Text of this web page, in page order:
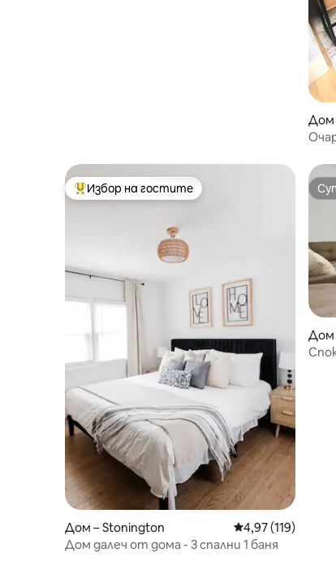
Дом
Най-популярен избор на гостите
Избор на гостите
Дом – Stonington Средна оценка:
4,97 (119)
Дом далеч от дома - 3 спални 1 баня
Дом